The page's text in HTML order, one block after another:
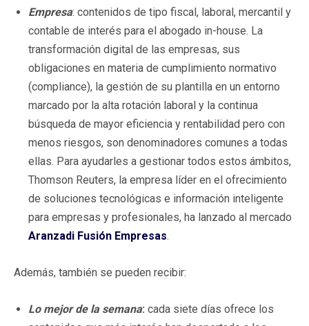
Empresa: contenidos de tipo fiscal, laboral, mercantil y
contable de interés para el abogado in-house. La
transformación digital de las empresas, sus
obligaciones en materia de cumplimiento normativo
(compliance), la gestión de su plantilla en un entorno
marcado por la alta rotación laboral y la continua
búsqueda de mayor eficiencia y rentabilidad pero con
menos riesgos, son denominadores comunes a todas
ellas. Para ayudarles a gestionar todos estos ámbitos,
Thomson Reuters, la empresa líder en el ofrecimiento
de soluciones tecnológicas e información inteligente
para empresas y profesionales, ha lanzado al mercado
Aranzadi Fusión Empresas.
Además, también se pueden recibir:
Lo mejor de la semana: cada siete días ofrece los